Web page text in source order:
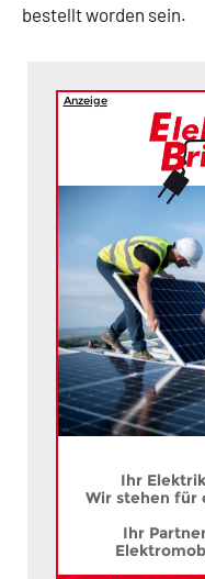
bestellt worden sein.
Anzeige
Ihr
Wir stehen für
Ihr